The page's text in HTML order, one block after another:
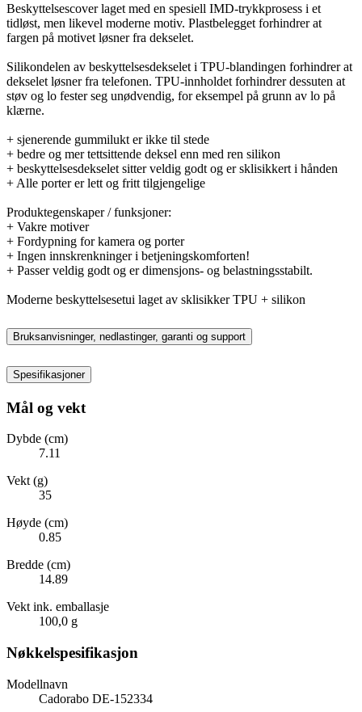
Beskyttelsescover laget med en spesiell IMD-trykkprosess i et
tidløst, men likevel moderne motiv. Plastbelegget forhindrer at
fargen på motivet løsner fra dekselet.
Silikondelen av beskyttelsesdekselet i TPU-blandingen forhindrer at
dekselet løsner fra telefonen. TPU-innholdet forhindrer dessuten at
støv og lo fester seg unødvendig, for eksempel på grunn av lo på
klærne.
+ sjenerende gummilukt er ikke til stede
+ bedre og mer tettsittende deksel enn med ren silikon
+ beskyttelsesdekselet sitter veldig godt og er sklisikkert i hånden
+ Alle porter er lett og fritt tilgjengelige
Produktegenskaper / funksjoner:
+ Vakre motiver
+ Fordypning for kamera og porter
+ Ingen innskrenkninger i betjeningskomforten!
+ Passer veldig godt og er dimensjons- og belastningsstabilt.
Moderne beskyttelsesetui laget av sklisikker TPU + silikon
Bruksanvisninger, nedlastinger, garanti og support
Spesifikasjoner
Mål og vekt
Dybde (cm)
7.11
Vekt (g)
35
Høyde (cm)
0.85
Bredde (cm)
14.89
Vekt ink. emballasje
100,0 g
Nøkkelspesifikasjon
Modellnavn
Cadorabo DE-152334